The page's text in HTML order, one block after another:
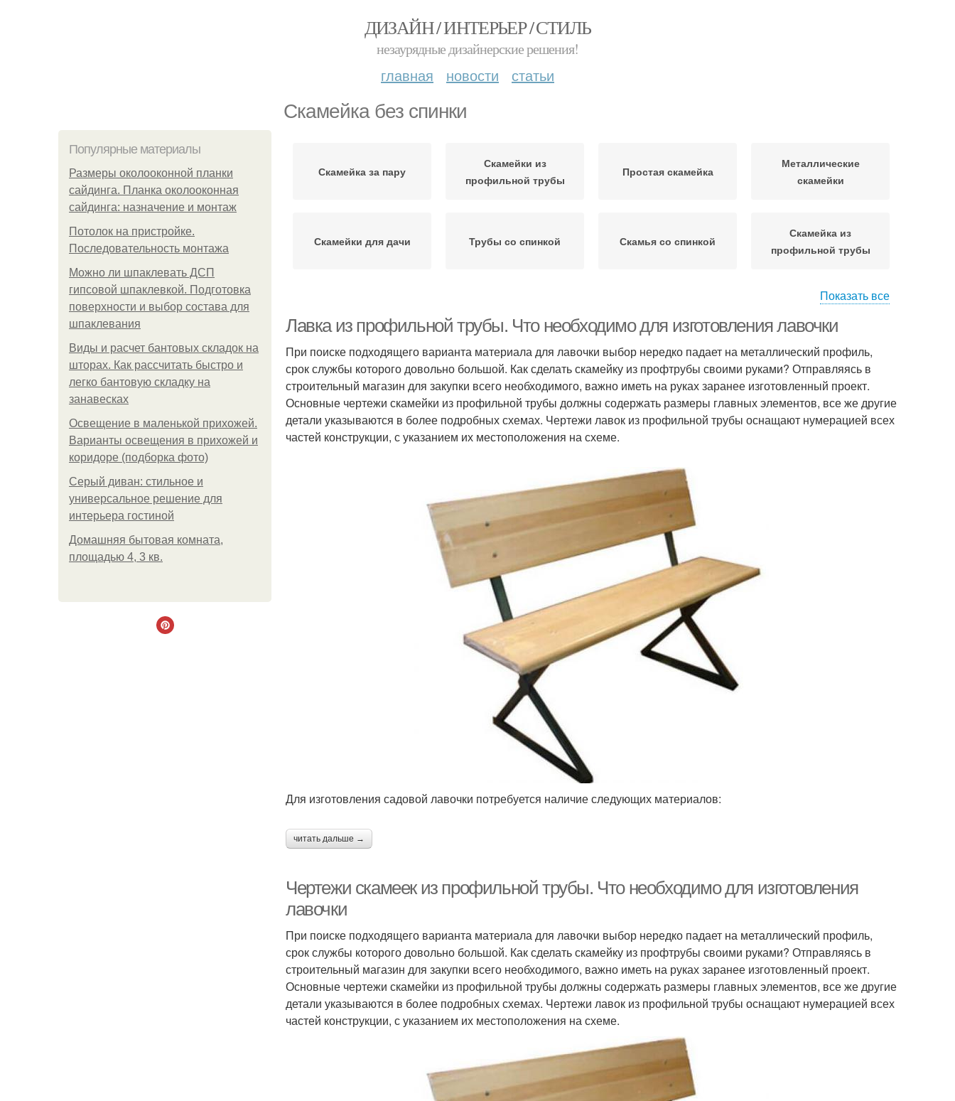
ДИЗАЙН / ИНТЕРЬЕР / СТИЛЬ
незаурядные дизайнерские решения!
главная новости статьи
Скамейка без спинки
Популярные материалы
Размеры околооконной планки
сайдинга. Планка околооконная
сайдинга: назначение и монтаж
Потолок на пристройке.
Последовательность монтажа
Можно ли шпаклевать ДСП
гипсовой шпаклевкой. Подготовка
поверхности и выбор состава для
шпаклевания
Виды и расчет бантовых складок на
шторах. Как рассчитать быстро и
легко бантовую складку на
занавесках
Освещение в маленькой прихожей.
Варианты освещения в прихожей и
коридоре (подборка фото)
Серый диван: стильное и
универсальное решение для
интерьера гостиной
Домашняя бытовая комната,
площадью 4, 3 кв.
Скамейка за пару
Скамейки из
профильной трубы
Простая скамейка
Металлические
скамейки
Скамейки для дачи Трубы со спинкой Скамья со спинкой
Скамейка из
профильной трубы
Показать все
Лавка из профильной трубы. Что необходимо для изготовления лавочки
При поиске подходящего варианта материала для лавочки выбор нередко падает на металлический профиль,
срок службы которого довольно большой. Как сделать скамейку из профтрубы своими руками? Отправляясь в
строительный магазин для закупки всего необходимого, важно иметь на руках заранее изготовленный проект.
Основные чертежи скамейки из профильной трубы должны содержать размеры главных элементов, все же другие
детали указываются в более подробных схемах. Чертежи лавок из профильной трубы оснащают нумерацией всех
частей конструкции, с указанием их местоположения на схеме.
Для изготовления садовой лавочки потребуется наличие следующих материалов:
читать дальше →
Чертежи скамеек из профильной трубы. Что необходимо для изготовления
лавочки
При поиске подходящего варианта материала для лавочки выбор нередко падает на металлический профиль,
срок службы которого довольно большой. Как сделать скамейку из профтрубы своими руками? Отправляясь в
строительный магазин для закупки всего необходимого, важно иметь на руках заранее изготовленный проект.
Основные чертежи скамейки из профильной трубы должны содержать размеры главных элементов, все же другие
детали указываются в более подробных схемах. Чертежи лавок из профильной трубы оснащают нумерацией всех
частей конструкции, с указанием их местоположения на схеме.